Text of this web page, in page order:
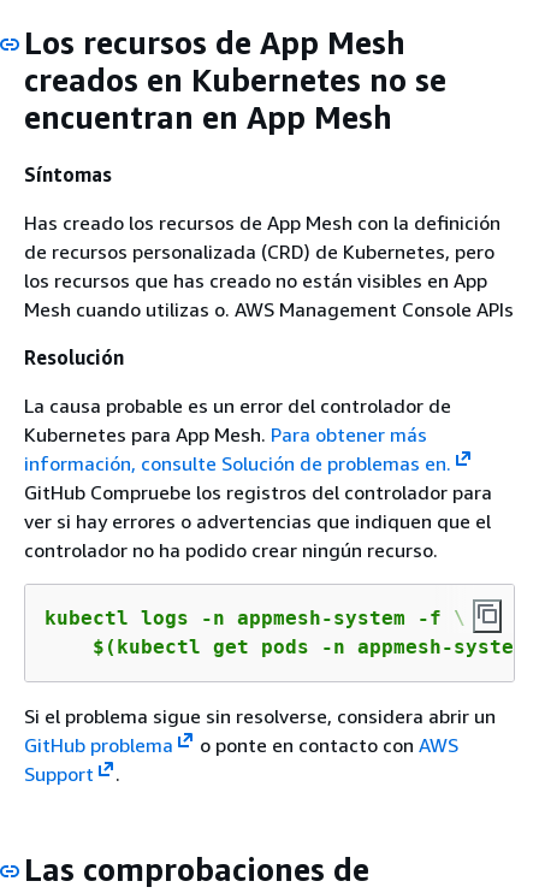
Los recursos de App Mesh
creados en Kubernetes no se
encuentran en App Mesh
Síntomas
Has creado los recursos de App Mesh con la definición
de recursos personalizada (CRD) de Kubernetes, pero
los recursos que has creado no están visibles en App
Mesh cuando utilizas o. AWS Management Console APIs
Resolución
La causa probable es un error del controlador de
Kubernetes para App Mesh. Para obtener más
información, consulte Solución de problemas en.
GitHub Compruebe los registros del controlador para
ver si hay errores o advertencias que indiquen que el
controlador no ha podido crear ningún recurso.
kubectl logs -n appmesh-system -f \
$(kubectl get pods -n appmesh-system
Si el problema sigue sin resolverse, considera abrir un
GitHub problema
o ponte en contacto con AWS
Support
.
Las comprobaciones de